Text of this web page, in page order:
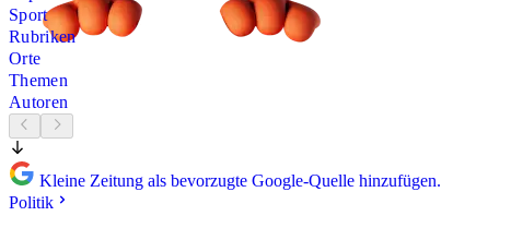
Sport
Rubriken
Orte
Themen
Autoren
Kleine Zeitung als bevorzugte Google-Quelle hinzufügen.
Politik